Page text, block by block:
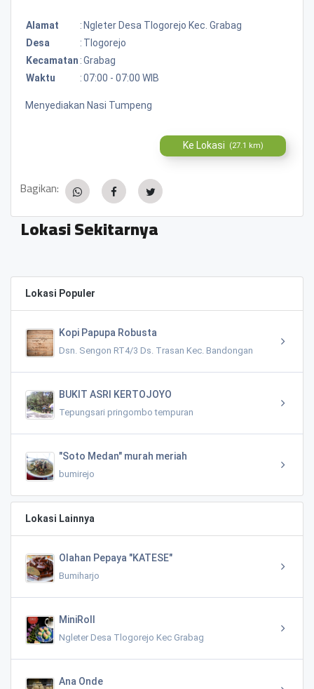
Alamat : Ngleter Desa Tlogorejo Kec. Grabag
Desa
: Tlogorejo
Kecamatan :Grabag
Waktu
:07:00 - 07:00 WIB
Menyediakan Nasi Tumpeng
Ke Lokasi (27.1 km)
Bagikan:
Lokasi Sekitarnya
Lokasi Populer
Kopi Papupa Robusta
Dsn. Sengon RT4/3 Ds. Trasan Kec. Bandongan
BUKIT ASRI KERTOJOYO
Tepungsari pringombo tempuran
"Soto Medan" murah meriah
bumirejo
Lokasi Lainnya
Olahan Pepaya "KATESE"
Bumiharjo
MiniRoll
Ngleter Desa Tlogorejo Kec Grabag
Ana Onde